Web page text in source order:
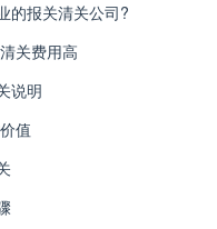
的报关清关公司?
关费用高
说明
值